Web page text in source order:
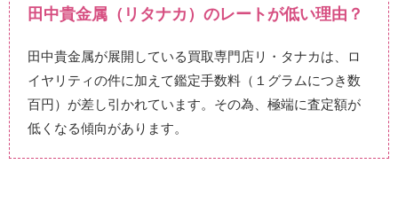
田中貴金属（リタナカ）のレートが低い理由？
田中貴金属が展開している買取専門店リ・タナカは、ロ
イヤリティの件に加えて鑑定手数料（１グラムにつき数
百円）が差し引かれています。その為、極端に査定額が
低くなる傾向があります。